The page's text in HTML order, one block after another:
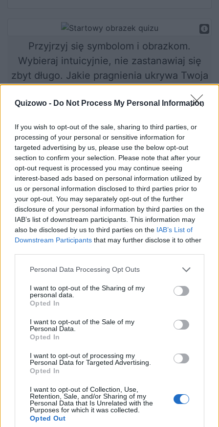
Quizowo - Do Not Process My Personal Information
If you wish to opt-out of the sale, sharing to third parties, or
processing of your personal or sensitive information for
targeted advertising by us, please use the below opt-out
section to confirm your selection. Please note that after your
opt-out request is processed you may continue seeing
interest-based ads based on personal information utilized by
us or personal information disclosed to third parties prior to
your opt-out. You may separately opt-out of the further
disclosure of your personal information by third parties on the
IAB’s list of downstream participants. This information may
also be disclosed by us to third parties on the IAB’s List of
Downstream Participants that may further disclose it to other
Personal Data Processing Opt Outs
I want to opt-out of the Sharing of my
personal data.
Opted In
I want to opt-out of the Sale of my
Personal Data.
Opted In
I want to opt-out of processing my
Personal Data for Targeted Advertising.
Opted In
I want to opt-out of Collection, Use,
Retention, Sale, and/or Sharing of my
Personal Data that Is Unrelated with the
Purposes for which it was collected.
Opted Out
Przyjrzyj się symbolom i obrazkom.
Wybieraj intuicyjnie, nie zastanawiaj się
zbyt długo. Jakie pragnienia ukrywa Twoja
Rozpocznij quiz
O czym skrycie marzysz?
Ukryte pragnienia, ukryte
tęsknoty... - z czym kojarzą Ci
się te obrazy?
Powiedz, z czym kojarzy Ci
się obrazek - a wskażemy
dominującą cechę Twojego